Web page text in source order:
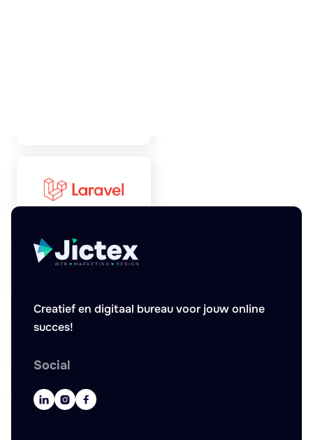
Creatief en digitaal bureau voor jouw online
succes!
Social
  